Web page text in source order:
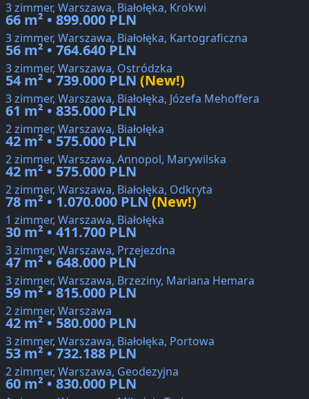
3 zimmer, Warszawa, Białołęka, Krokwi
66 m² • 899.000 PLN
3 zimmer, Warszawa, Białołęka, Kartograficzna
56 m² • 764.640 PLN
3 zimmer, Warszawa, Ostródzka
54 m² • 739.000 PLN (New!)
3 zimmer, Warszawa, Białołęka, Józefa Mehoffera
61 m² • 835.000 PLN
2 zimmer, Warszawa, Białołęka
42 m² • 575.000 PLN
2 zimmer, Warszawa, Annopol, Marywilska
42 m² • 575.000 PLN
2 zimmer, Warszawa, Białołęka, Odkryta
78 m² • 1.070.000 PLN(New!)
1 zimmer, Warszawa, Białołęka
30 m² • 411.700 PLN
3 zimmer, Warszawa, Przejezdna
47 m² • 648.000 PLN
3 zimmer, Warszawa, Brzeziny, Mariana Hemara
59 m² • 815.000 PLN
2 zimmer, Warszawa
42 m² • 580.000 PLN
3 zimmer, Warszawa, Białołęka, Portowa
53 m² • 732.188 PLN
2 zimmer, Warszawa, Geodezyjna
60 m² • 830.000 PLN